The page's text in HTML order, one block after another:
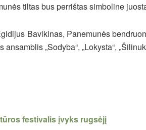
tiltas bus perrištas simboline
Bavikinas, Panemunės
„Sodyba“, „Lokysta“,
festivalis įvyks rugsėjį